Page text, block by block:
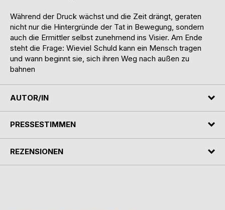
Während der Druck wächst und die Zeit drängt, geraten
nicht nur die Hintergründe der Tat in Bewegung, sondern
auch die Ermittler selbst zunehmend ins Visier. Am Ende
steht die Frage: Wieviel Schuld kann ein Mensch tragen
und wann beginnt sie, sich ihren Weg nach außen zu
bahnen
AUTOR/IN
PRESSESTIMMEN
REZENSIONEN